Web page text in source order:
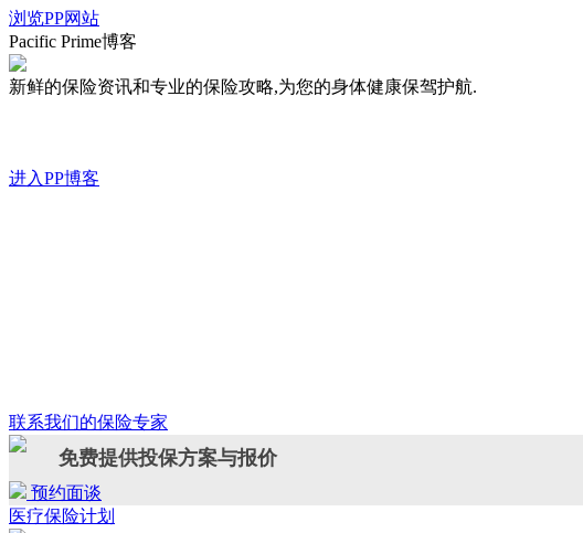
浏览PP网站
Pacific Prime博客
新鲜的保险资讯和专业的保险攻略,为您的身体健康保驾护航.
进入PP博客
联系我们的保险专家
免费提供投保方案与报价
预约面谈
医疗保险计划